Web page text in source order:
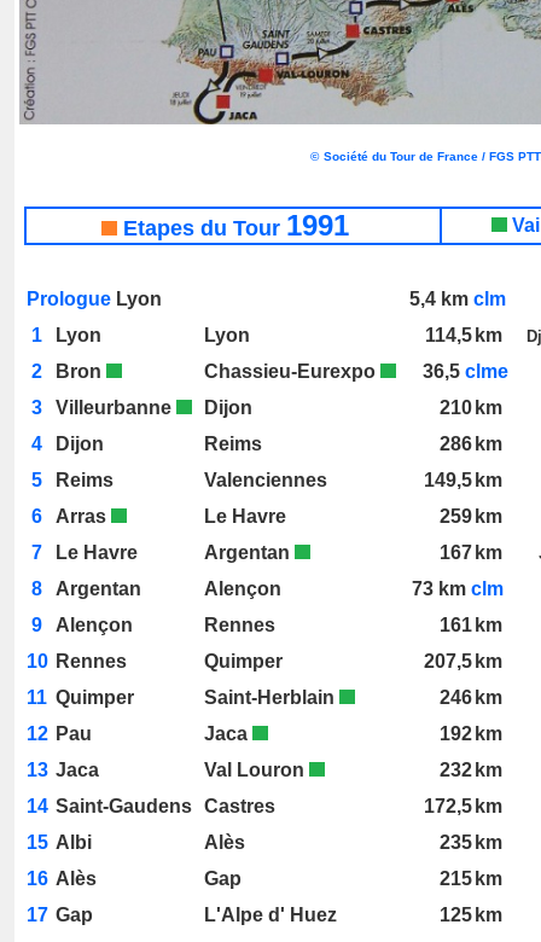
© Société du Tour de France / FGS
Etapes du Tour 1991_
Prologue Lyon 5,4 km clm
1
Lyon Lyon 114,5 km
2 Bron Chassieu-Eurexpo 36,5 clme
3
Villeurbanne Dijon 210 km
4
Dijon Reims 286 km
5
Reims Valenciennes 149,5 km
6
Arras Le Havre 259 km
7
Le Havre Argentan 167 km
8
Argentan Alençon 73 km clm
9
Alençon Rennes 161 km
10 Rennes Quimper 207,5 km
11 Quimper Saint-Herblain 246 km
12 Pau Jaca 192 km
13 Jaca Val Louron 232 km
14 Saint-Gaudens Castres 172,5 km
15 Albi Alès 235 km
16 Alès Gap 215 km
17 Gap L'Alpe d' Huez 125 km